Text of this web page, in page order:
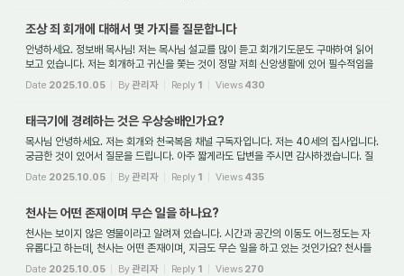
조상 죄 회개에 대해서 몇 가지를 질문합니다
안녕하세요. 정보배 목사님! 저는 목사님 설교를 많이 듣고 회개기도문도 구매하여 읽어
보고 있습니다. 저는 회개하고 귀신을 쫓는 것이 정말 저희 신앙생활에 있어 필수적임을
알고 중요하다는 것을 알고 있습니다. 그러하여 기존에 신앙생활을 하던 다른 친...
Date 2025.10.05 By관리자 Reply 1 Views 430
태극기에 경례하는 것은 우상숭배인가요?
목사님 안녕하세요. 저는 회개와 천국복음 채널 구독자입니다. 저는 40세의 집사입니다.
궁금한 것이 있어서 질문을 드립니다. 아주 짧게라도 답변을 주시면 감사하겠습니다. 질
문.1 “태극기에 경례하는 것은 우상숭배인가?”입니다. 질문.2 우리나라의 감리교...
Date 2025.10.05 By관리자 Reply 1 Views 435
천사는 어떤 존재이며 무슨 일을 하나요?
천사는 보이지 않은 영물이라고 알려져 있습니다. 시간과 공간의 이동도 어느정도는 자
유롭다고 하는데, 천사는 어떤 존재이며, 지금도 무슨 일을 하고 있는 것인가요? 천사들
의 창조목적은 무엇이며, 어떤 종류의 천사들이 있나요? 그리고 우리가 천국에 들어...
Date 2025.10.05 By관리자 Reply 1 Views 270